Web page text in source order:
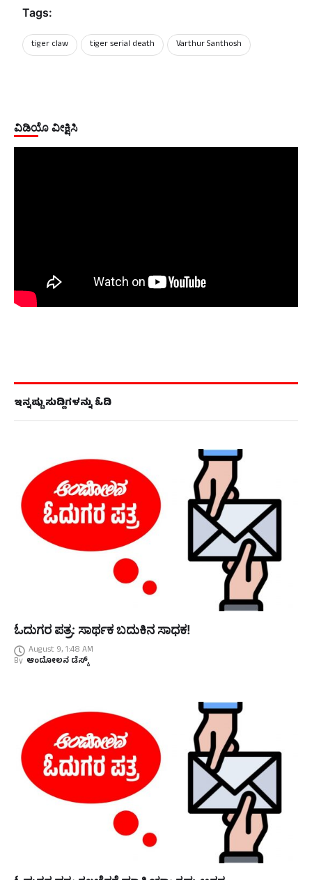
Tags:
tiger claw tiger serial death Varthur Santhosh
ವಿಡಿಯೊ ವೀಕ್ಷಿಸಿ
ಇನ್ನಷ್ಟು ಸುದ್ದಿಗಳನ್ನು ಓದಿ
ಓದುಗರ ಪತ್ರ: ಸಾರ್ಥಕ ಬದುಕಿನ ಸಾಧಕ!
August 9, 1:48 AM
By ಆಂದೋಲನ ಡೆಸ್ಕ್